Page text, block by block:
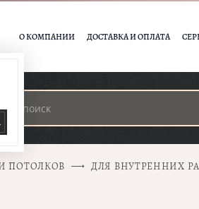
О КОМПАНИИ ДОСТАВКА И ОПЛАТА
ПОТОЛКОВ ДЛЯ ВНУТРЕННИХ